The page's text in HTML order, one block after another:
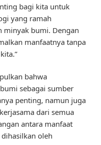
bagi kita untuk
yang ramah
minyak bumi. Dengan
manfaatnya tanpa
bahwa
sebagai sumber
penting, namun juga
dari semua
antara manfaat
oleh